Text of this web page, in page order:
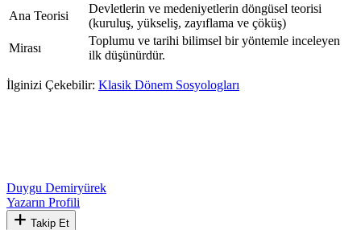
Ana Teorisi
Devletlerin ve medeniyetlerin döngüsel teorisi
(kuruluş, yükseliş, zayıflama ve çöküş)
Mirası
Toplumu ve tarihi bilimsel bir yöntemle inceleyen
ilk düşünürdür.
İlginizi Çekebilir: Klasik Dönem Sosyologları
Duygu Demiryürek
Yazarın Profili
Takip Et